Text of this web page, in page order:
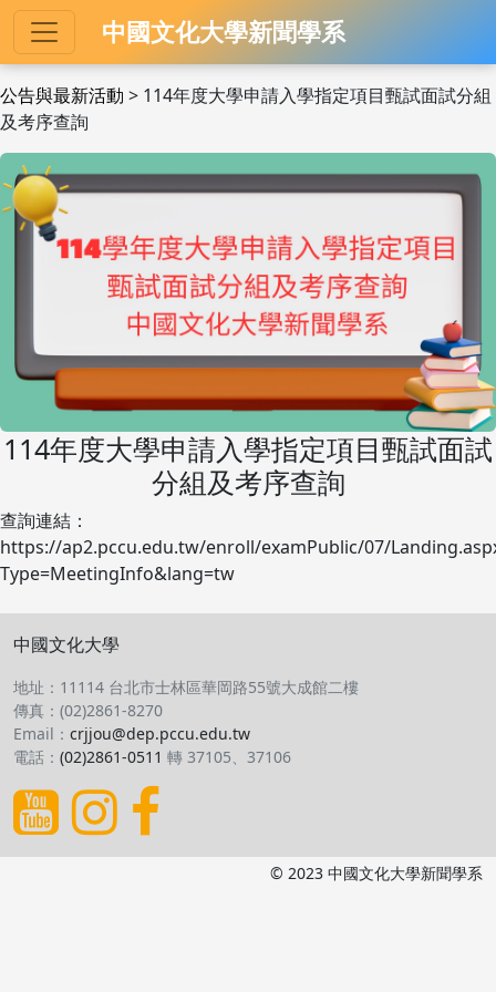
中國文化大學新聞學系
公告與最新活動 > 114年度大學申請入學指定項目甄試面試分組
及考序查詢
114年度大學申請入學指定項目甄試面試
分組及考序查詢
查詢連結：
https://ap2.pccu.edu.tw/enroll/examPublic/07/
Type=MeetingInfo&lang=tw
中國文化大學
地址：11114 台北市士林區華岡路55號大成館二樓
傳真：(02)2861-8270
Email： crjjou@dep.pccu.edu.tw
電話： (02)2861-0511 轉 37105、37106
© 2023 中國文化大學新聞學系